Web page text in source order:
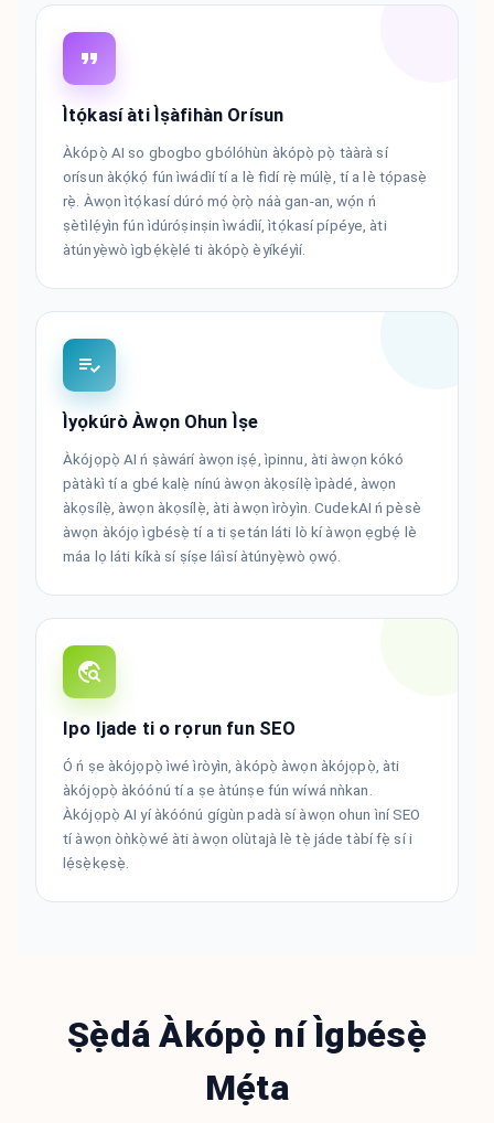
Ìtọ́kasí àti Ìṣàfihàn Orísun
Àkópọ̀ AI so gbogbo gbólóhùn àkópọ̀ pọ̀ tààrà sí
orísun àkọ́kọ́ fún ìwádìí tí a lè fìdí rẹ̀ múlẹ̀, tí a lè tọ́pasẹ̀
rẹ̀. Àwọn ìtọ́kasí dúró mọ́ ọ̀rọ̀ náà gan-an, wọ́n ń
ṣètìlẹ́yìn fún ìdúróṣinṣin ìwádìí, ìtọ́kasí pípéye, àti
àtúnyẹ̀wò ìgbẹ́kẹ̀lé ti àkópọ̀ èyíkéyìí.
Ìyọkúrò Àwọn Ohun Ìṣe
Àkójọpọ̀ AI ń ṣàwárí àwọn iṣẹ́, ìpinnu, àti àwọn kókó
pàtàkì tí a gbé kalẹ̀ nínú àwọn àkọsílẹ̀ ìpàdé, àwọn
àkọsílẹ̀, àwọn àkọsílẹ̀, àti àwọn ìròyìn. CudekAI ń pèsè
àwọn àkójọ ìgbésẹ̀ tí a ti ṣetán láti lò kí àwọn ẹgbẹ́ lè
máa lọ láti kíkà sí ṣíṣe láìsí àtúnyẹ̀wò ọwọ́.
Ipo Ijade ti o rọrun fun SEO
Ó ń ṣe àkójọpọ̀ ìwé ìròyìn, àkópọ̀ àwọn àkójọpọ̀, àti
àkójọpọ̀ àkóónú tí a ṣe àtúnṣe fún wíwá nǹkan.
Àkójọpọ̀ AI yí àkóónú gígùn padà sí àwọn ohun ìní SEO
tí àwọn òǹkọ̀wé àti àwọn olùtajà lè tẹ̀ jáde tàbí fẹ̀ sí i
lẹ́sẹ̀kẹsẹ̀.
Ṣẹ̀dá Àkópọ̀ ní Ìgbésẹ̀
Mẹ́ta